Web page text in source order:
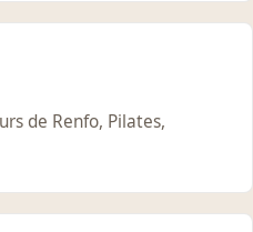
de Renfo, Pilates,